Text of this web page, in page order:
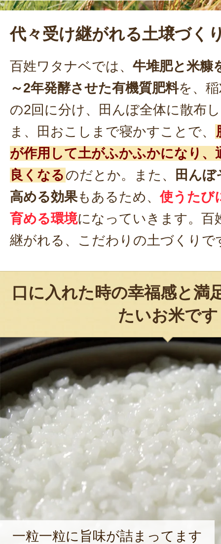
代々受け継がれる土壌づく
百姓ワタナベでは、 牛堆肥と米糠
～2年発酵させた有機質肥料を、
の2回に分け、田んぼ全体に散布
ま、田おこしまで寝かすことで、
が作用して土がふかふかになり、
良くなる のだとか。また、
田ん
高める効果もあるため、使うたび
育める環境になっていきます。百
継がれる、こだわりの土づくりで
口に入れた時の幸福感と満
たいお米です
一粒一粒に旨味が詰まってます